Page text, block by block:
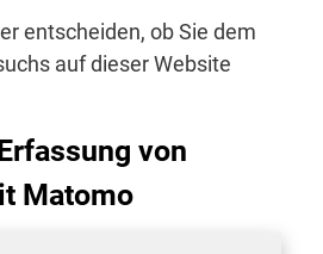
entscheiden, ob Sie dem
auf dieser Website
von
Matomo